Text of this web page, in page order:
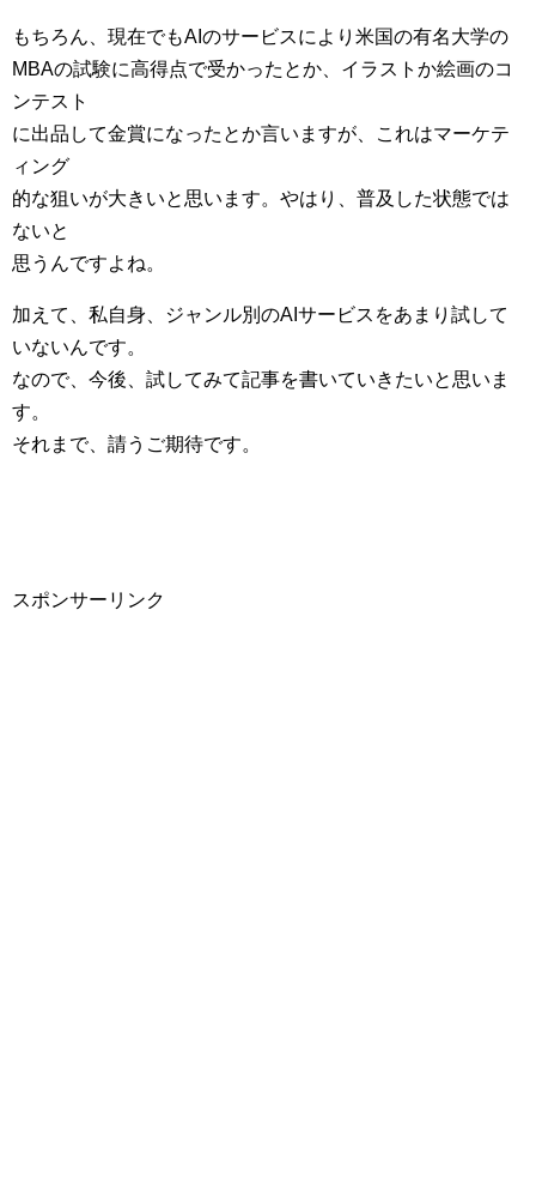
もちろん、現在でもAIのサービスにより米国の有名大学の
MBAの試験に高得点で受かったとか、イラストか絵画のコ
ンテスト
に出品して金賞になったとか言いますが、これはマーケテ
ィング
的な狙いが大きいと思います。やはり、普及した状態では
ないと
思うんですよね。
加えて、私自身、ジャンル別のAIサービスをあまり試して
いないんです。
なので、今後、試してみて記事を書いていきたいと思いま
す。
それまで、請うご期待です。
スポンサーリンク